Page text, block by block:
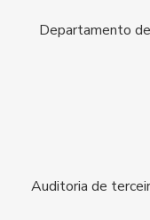
Departamento
Auditoria de